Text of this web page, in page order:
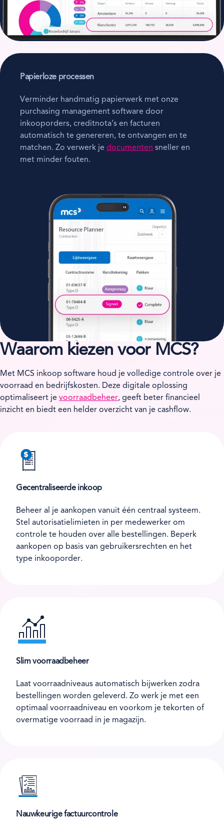
Papierloze processen
Verminder handmatig papierwerk met onze
purchasing management software door
inkooporders, creditnota’s en facturen
automatisch te genereren, te ontvangen en te
matchen. Zo verwerk je documenten sneller en
met minder fouten.
Waarom kiezen voor MCS?
Met MCS inkoop software houd je volledige controle over je
voorraad en bedrijfskosten. Deze digitale oplossing
optimaliseert je voorraadbeheer, geeft beter financieel
inzicht en biedt een helder overzicht van je cashflow.
Gecentraliseerde inkoop
Beheer al je aankopen vanuit één centraal systeem.
Stel autorisatielimieten in per medewerker om
controle te houden over alle bestellingen. Beperk
aankopen op basis van gebruikersrechten en het
type inkooporder.
Slim voorraadbeheer
Laat voorraadniveaus automatisch bijwerken zodra
bestellingen worden geleverd. Zo werk je met een
optimaal voorraadniveau en voorkom je tekorten of
overmatige voorraad in je magazijn.
Nauwkeurige factuurcontrole